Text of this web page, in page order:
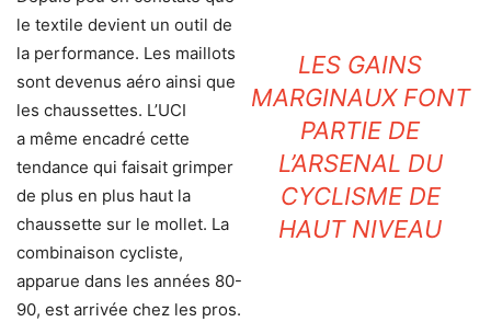
LES GAINS
MARGINAUX FONT
PARTIE DE
L’ARSENAL DU
CYCLISME DE
HAUT NIVEAU
le textile devient un outil de
la performance. Les maillots
sont devenus aéro ainsi que
les chaussettes. L’UCI
a même encadré cette
tendance qui faisait grimper
de plus en plus haut la
chaussette sur le mollet. La
combinaison cycliste,
apparue dans les années 80-
90, est arrivée chez les pros.